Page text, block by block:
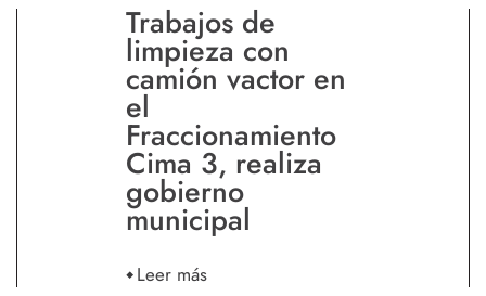
Trabajos de
limpieza con
camión vactor en
el
Fraccionamiento
Cima 3, realiza
gobierno
municipal
Leer más